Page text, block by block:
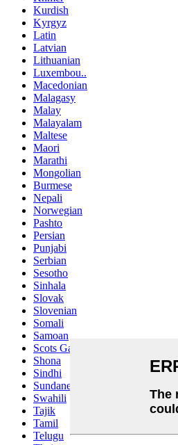
Kurdish
Kyrgyz
Latin
Latvian
Lithuanian
Luxembou..
Macedonian
Malagasy
Malay
Malayalam
Maltese
Maori
Marathi
Mongolian
Burmese
Nepali
Norwegian
Pashto
Persian
Punjabi
Serbian
Sesotho
Sinhala
Slovak
Slovenian
Somali
Samoan
Scots Gaelic
Shona
Sindhi
Sundanese
Swahili
Tajik
Tamil
Telugu